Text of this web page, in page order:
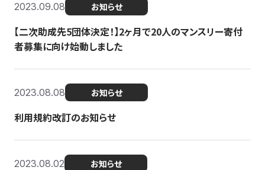
2023.09.08 お知らせ
【二次助成先5団体決定！】2ヶ月で20人のマンスリー寄付
者募集に向け始動しました
2023.08.08 お知らせ
利用規約改訂のお知らせ
2023.08.02 お知らせ